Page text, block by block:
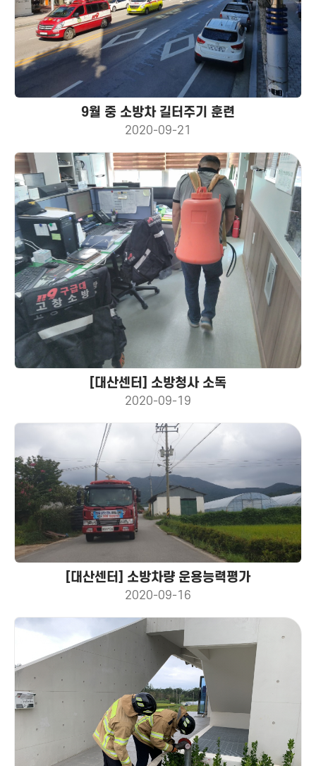
9월 중 소방차 길터주기 훈련
2020-09-21
[대산센터] 소방청사 소독
2020-09-19
[대산센터] 소방차량 운용능력평가
2020-09-16